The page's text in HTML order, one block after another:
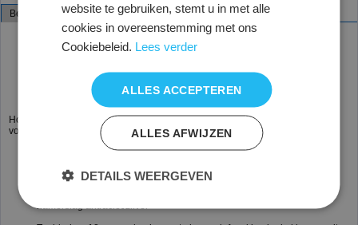
Beschrijving
Specificaties
Afmeting: hoogte 75 cm
Hoge vergadertafel met een H-poot onderstel waardoor er direct een
voetensteun is.
Geschikt voor 2 tot 6 personen
Leverbaar in de kleuren;
Onderstel: Zwart RAL 9005 glad, Zwart RAL 9005 structuur,
hamerslag antraciet/zilver
website te gebruiken, stemt u in met alle
cookies in overeenstemming met ons
Cookiebeleid. Lees verder
ALLES ACCEPTEREN
ALLES AFWIJZEN
DETAILS WEERGEVEN